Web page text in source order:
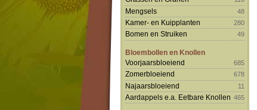
Mengsels 48
Kamer- en Kuipplanten 280
Bomen en Struiken 49
Bloembollen en Knollen
Voorjaarsbloeiend
685
Zomerbloeiend 678
Najaarsbloeiend 11
Aardappels e.a. Eetbare Knollen 465